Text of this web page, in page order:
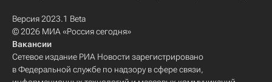
Версия 2023.1 Beta
© 2026 МИА «Россия сегодня»
Вакансии
Сетевое издание РИА Новости зарегистрировано
в Федеральной службе по надзору в сфере связи,